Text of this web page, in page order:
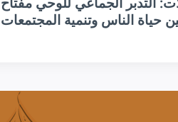
حياة الناس وتنمية المجتمعات